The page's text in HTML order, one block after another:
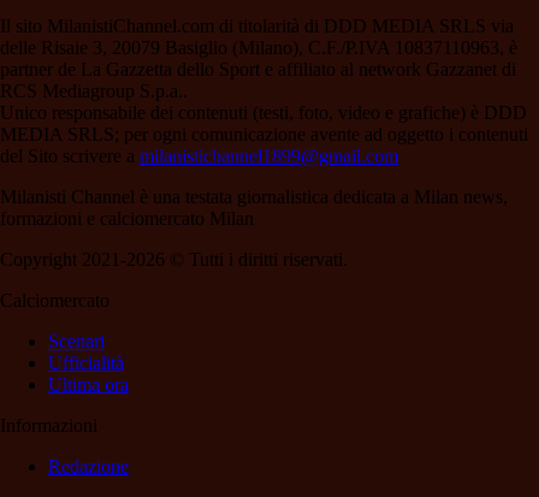
Il sito MilanistiChannel.com di titolarità di DDD MEDIA SRLS via
delle Risaie 3, 20079 Basiglio (Milano), C.F./P.IVA 10837110963, è
partner de La Gazzetta dello Sport e affiliato al network Gazzanet di
RCS Mediagroup S.p.a..
Unico responsabile dei contenuti (testi, foto, video e grafiche) è DDD
MEDIA SRLS; per ogni comunicazione avente ad oggetto i contenuti
del Sito scrivere a milanistichannel1899@gmail.com
Milanisti Channel è una testata giornalistica dedicata a Milan news,
formazioni e calciomercato Milan
Copyright 2021-2026 © Tutti i diritti riservati.
Calciomercato
Scenari
Ufficialità
Ultima ora
Informazioni
Redazione